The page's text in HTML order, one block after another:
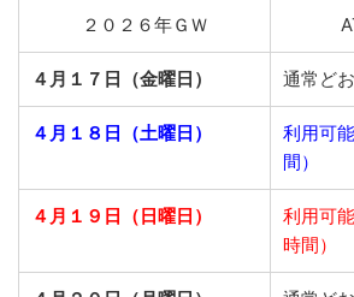
２０２６年ＧＷ
４月１７日（金曜日） 通常ど
４月１８日（土曜日）
利用可
間）
４月１９日（日曜日）
利用可
時間）